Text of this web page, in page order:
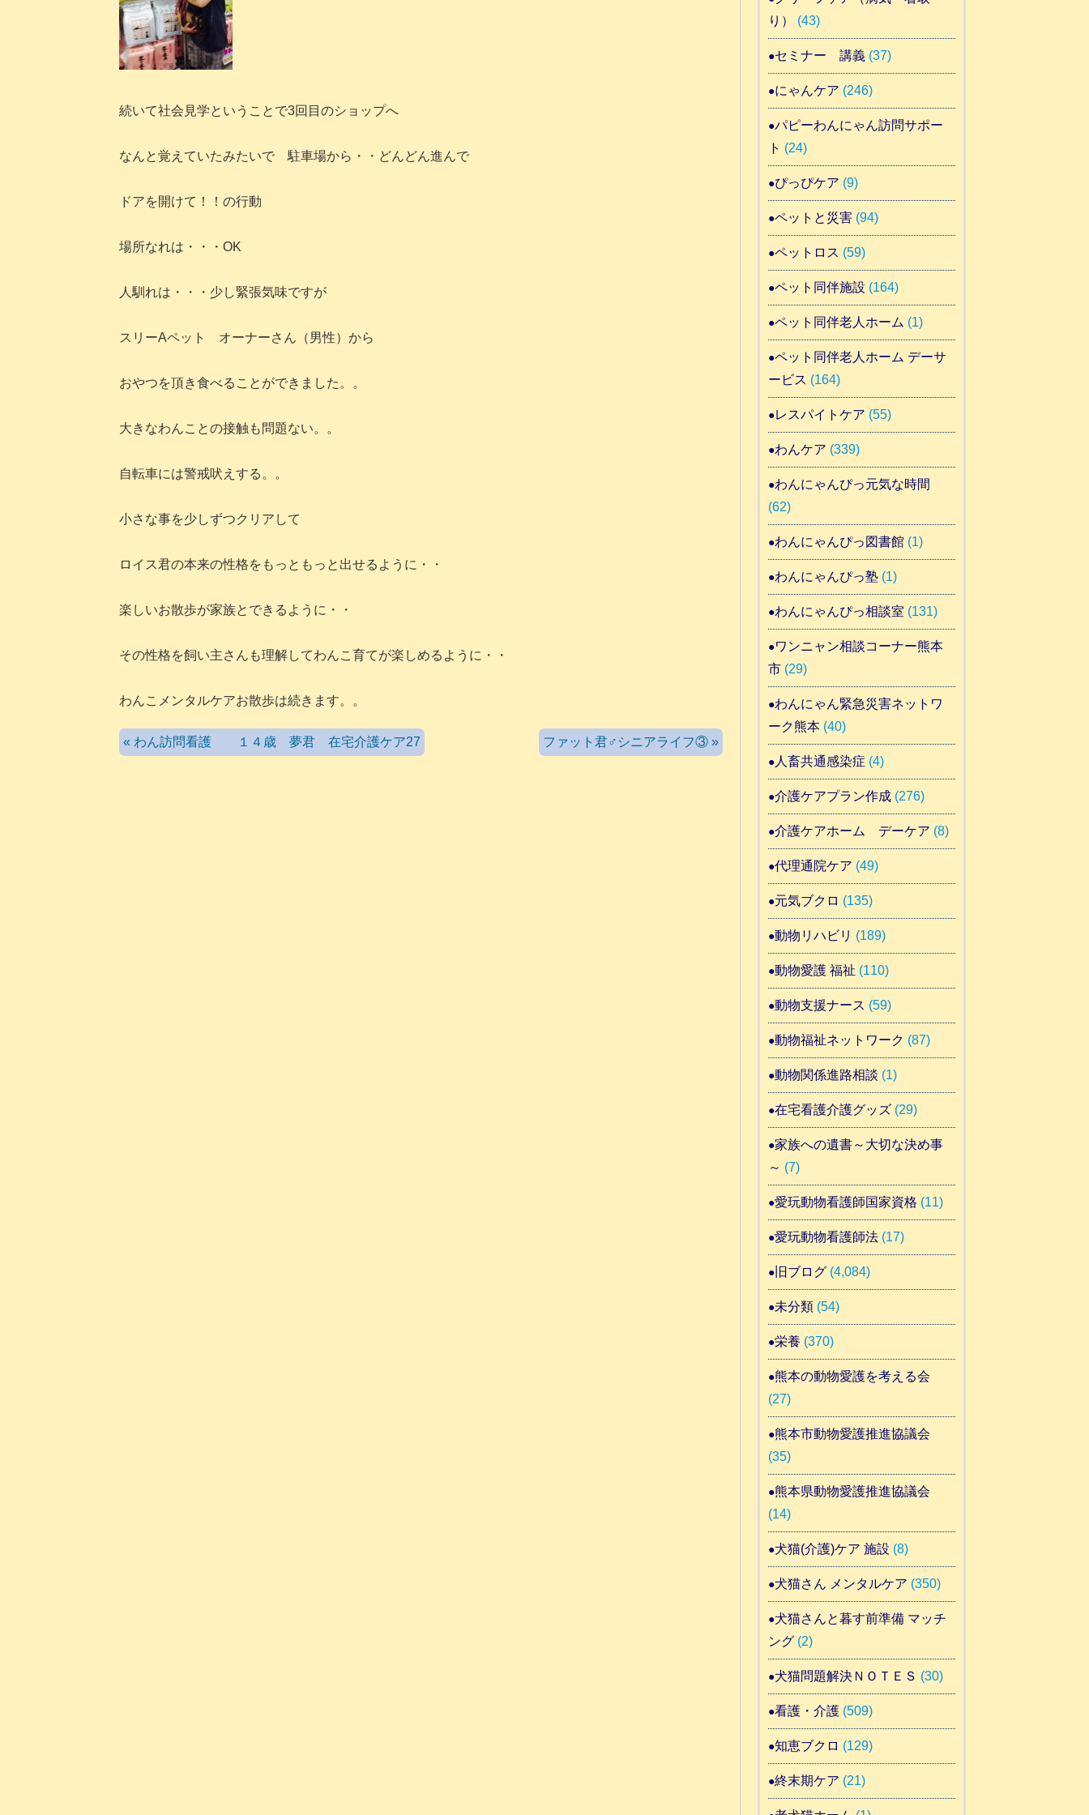
続いて社会見学ということで3回目のショップへ
なんと覚えていたみたいで 駐車場から・・どんどん進んで
ドアを開けて！！の行動
場所なれは・・・OK
人馴れは・・・少し緊張気味ですが
スリーAペット オーナーさん（男性）から
おやつを頂き食べることができました。。
大きなわんことの接触も問題ない。。
自転車には警戒吠えする。。
小さな事を少しずつクリアして
ロイス君の本来の性格をもっともっと出せるように・・
楽しいお散歩が家族とできるように・・
その性格を飼い主さんも理解してわんこ育てが楽しめるように・・
わんこメンタルケアお散歩は続きます。。
« わん訪問看護 １４歳 夢君 在宅介護ケア27 ファット君♂シニアライフ③ »
り）
(43)
セミナー 講義(37)
にゃんケア (246)
パピーわんにゃん訪問サポー
ト (24)
ぴっぴケア (9)
ペットと災害(94)
ペットロス (59)
ペット同伴施設 (164)
ペット同伴老人ホーム (1)
ペット同伴老人ホーム デーサ
ービス (164)
レスパイトケア (55)
わんケア (339)
わんにゃんぴっ元気な時間
(62)
わんにゃんぴっ図書館(1)
わんにゃんぴっ塾(1)
わんにゃんぴっ相談室 (131)
ワンニャン相談コーナー熊本
市(29)
わんにゃん緊急災害ネットワ
ーク熊本(40)
人畜共通感染症 (4)
介護ケアプラン作成(276)
介護ケアホーム デーケア (8)
代理通院ケア (49)
元気ブクロ (135)
動物リハビリ (189)
動物愛護 福祉 (110)
動物支援ナース (59)
動物福祉ネットワーク (87)
動物関係進路相談 (1)
在宅看護介護グッズ(29)
家族への遺書～大切な決め事
～ (7)
愛玩動物看護師国家資格 (11)
愛玩動物看護師法(17)
旧ブログ(4,084)
未分類(54)
栄養 (370)
熊本の動物愛護を考える会
(27)
熊本市動物愛護推進協議会
(35)
熊本県動物愛護推進協議会
(14)
犬猫(介護)ケア 施設 (8)
犬猫さん メンタルケア (350)
犬猫さんと暮す前準備 マッチ
ング(2)
犬猫問題解決ＮＯＴＥＳ (30)
看護・介護(509)
知恵ブクロ (129)
終末期ケア (21)